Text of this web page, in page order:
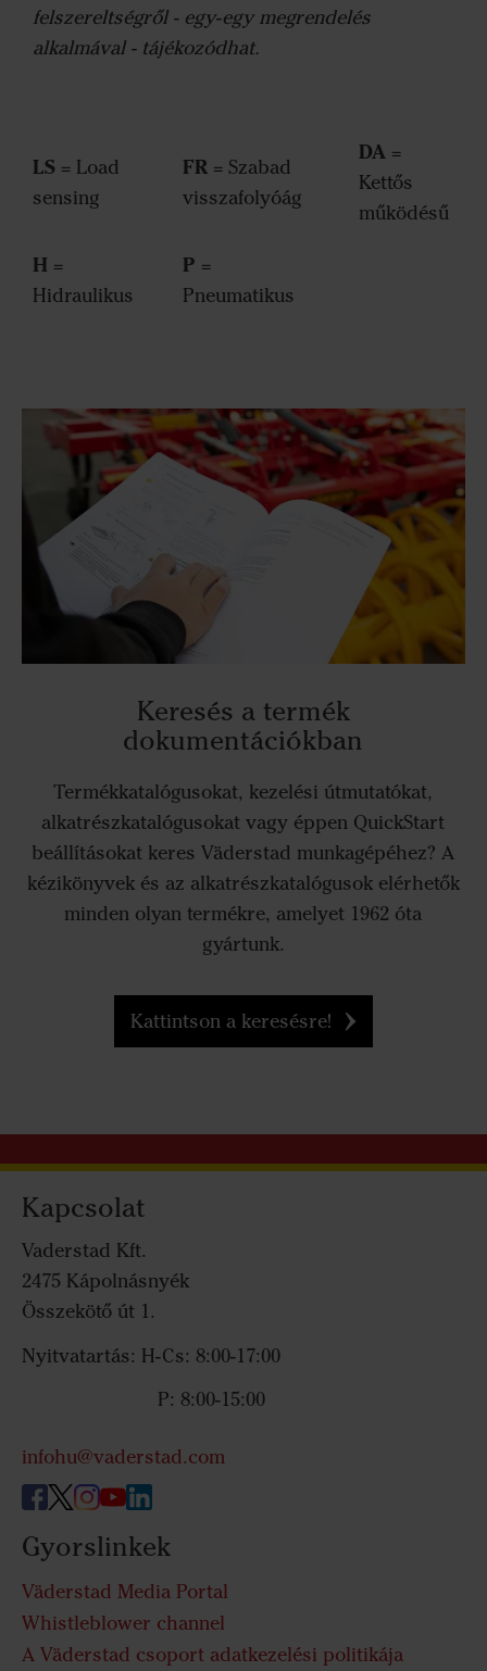
felszereltségről - egy-egy megrendelés
alkalmával - tájékozódhat.
LS = Load
sensing
FR = Szabad
visszafolyóág
DA =
Kettős
működésű
H =
Hidraulikus
P =
Pneumatikus
Keresés a termék
dokumentációkban
Termékkatalógusokat, kezelési útmutatókat,
alkatrészkatalógusokat vagy éppen QuickStart
beállításokat keres Väderstad munkagépéhez? A
kézikönyvek és az alkatrészkatalógusok elérhetők
minden olyan termékre, amelyet 1962 óta
gyártunk.
Kattintson a keresésre!
Kapcsolat
Vaderstad Kft.
2475 Kápolnásnyék
Összekötő út 1.
Nyitvatartás: H-Cs: 8:00-17:00
P: 8:00-15:00
infohu@vaderstad.com
Gyorslinkek
Väderstad Media Portal
Whistleblower channel
A Väderstad csoport adatkezelési politikája